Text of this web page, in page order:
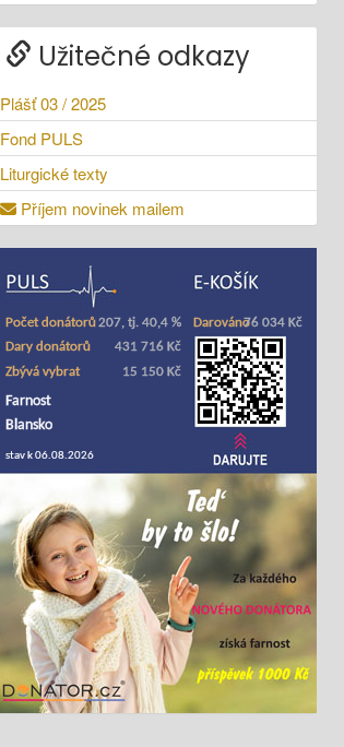
Užitečné odkazy
Plášť 03 / 2025
Fond PULS
Liturgické texty
Příjem novinek mailem